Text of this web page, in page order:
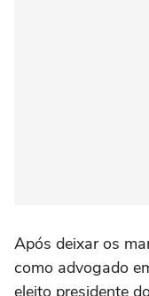
Após deixar os
como advogado
eleito presidente